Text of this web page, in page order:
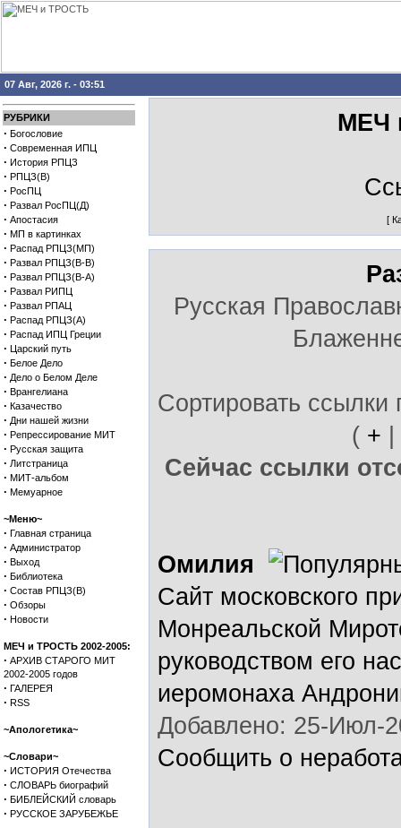
07 Авг, 2026 г. - 03:51
РУБРИКИ
· Богословие
· Современная ИПЦ
· История РПЦЗ
· РПЦЗ(В)
· РосПЦ
· Развал РосПЦ(Д)
· Апостасия
· МП в картинках
· Распад РПЦЗ(МП)
· Развал РПЦЗ(В-В)
· Развал РПЦЗ(В-А)
· Развал РИПЦ
· Развал РПАЦ
· Распад РПЦЗ(А)
· Распад ИПЦ Греции
· Царский путь
· Белое Дело
· Дело о Белом Деле
· Врангелиана
· Казачество
· Дни нашей жизни
· Репрессирование МИТ
· Русская защита
· Литстраница
· МИТ-альбом
· Мемуарное
~Меню~
· Главная страница
· Администратор
· Выход
· Библиотека
· Состав РПЦЗ(В)
· Обзоры
· Новости
МЕЧ и ТРОСТЬ 2002-2005:
· АРХИВ СТАРОГО МИТ
2002-2005 годов
· ГАЛЕРЕЯ
· RSS
~Апологетика~
~Словари~
· ИСТОРИЯ Отечества
· СЛОВАРЬ биографий
· БИБЛЕЙСКИЙ словарь
· РУССКОЕ ЗАРУБЕЖЬЕ
МЕЧ
[
Русская
Сортировать ссылки
( +
Сейчас ссылки
Омилия
Сайт московского
Монреальской
руководством его
иеромонаха
Добавлено: 25-Июл-
Сообщить о